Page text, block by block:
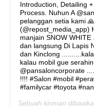
Introduction, Detailing
Process. Nuhun A
pelanggan setia kami
(@repost_media_app)
manjain SNOW
dan langsung Di Lapis
dan Kinclong
kalau mobil gue
@pansaloncorporate
!!!! #Salon #mobil
#familycar #toyota
Sebuah kiriman